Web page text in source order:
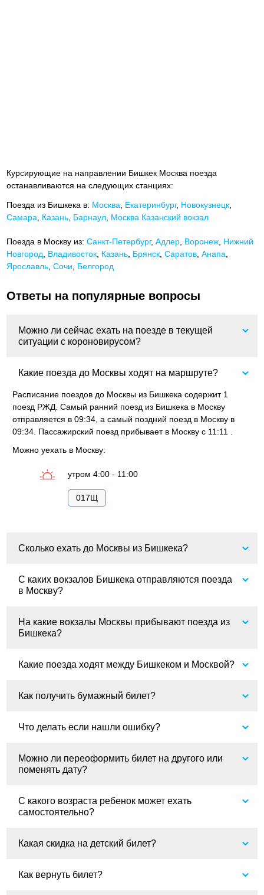
Курсирующие на направлении Бишкек Москва поезда
останавливаются на следующих станциях:
Поезда из Бишкека в: Москва Екатеринбург, Новокузнецк
Самара
Казань Барнаул Москва Казанский вокзал
Поезда в Москву из:Санкт-Петербург,Адлер Воронеж Нижний
Новгород
Владивосток Казань Брянск ,Саратов ,Анапа
Ярославль ,Сочи Белгород
Ответы на популярные вопросы
Можно ли сейчас ехать на поезде в текущей
ситуации с короновирусом?
Какие поезда до Москвы ходят на маршруте?
Расписание поездов до Москвы из Бишкека содержит 1
поезд РЖД. Самый ранний поезд из Бишкека в Москву
отправляется в 09:34, а самый поздний поезд в Москву в
09:34. Пассажирский поезд прибывает в Москву с 11:11 .
Можно уехать в Москву:
утром 4:00 - 11:00
017Щ
Сколько ехать до Москвы из Бишкека?
С каких вокзалов Бишкека отправляются поезда
в Москву?
На какие вокзалы Москвы прибывают поезда из
Бишкека?
Какие поезда ходят между Бишкеком и Москвой?
Как получить бумажный билет?
Что делать если нашли ошибку?
Можно ли переоформить билет на другого или
поменять дату?
С какого возраста ребенок может ехать
самостоятельно?
Какая скидка на детский билет?
Как вернуть билет?